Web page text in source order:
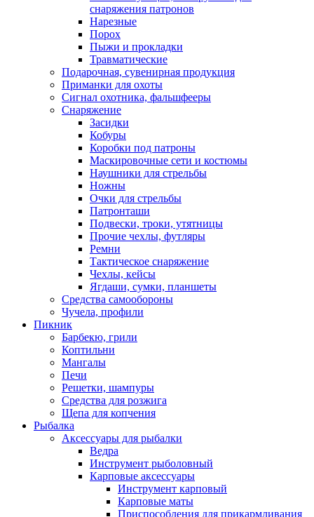
снаряжения патронов
Нарезные
Порох
Пыжи и прокладки
Травматические
Подарочная, сувенирная продукция
Приманки для охоты
Сигнал охотника, фальшфееры
Снаряжение
Засидки
Кобуры
Коробки под патроны
Маскировочные сети и костюмы
Наушники для стрельбы
Ножны
Очки для стрельбы
Патронташи
Подвески, троки, утятницы
Прочие чехлы, футляры
Ремни
Тактическое снаряжение
Чехлы, кейсы
Ягдаши, сумки, планшеты
Средства самообороны
Чучела, профили
Пикник
Барбекю, грили
Коптильни
Мангалы
Печи
Решетки, шампуры
Средства для розжига
Щепа для копчения
Рыбалка
Аксессуары для рыбалки
Ведра
Инструмент рыболовный
Карповые аксессуары
Инструмент карповый
Карповые маты
Приспособления для прикармливания